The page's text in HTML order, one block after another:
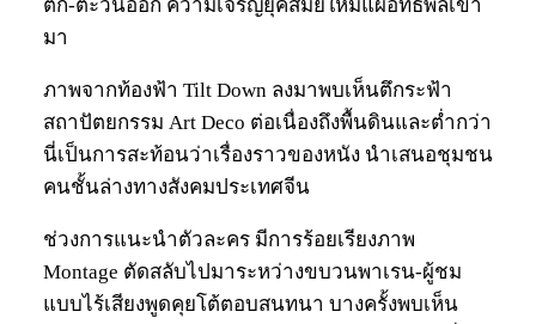
ตก-ตะวันออก ความเจริญยุคสมัยใหม่แผ่อิทธิพลเข้า
มา
ภาพจากท้องฟ้า Tilt Down ลงมาพบเห็นตึกระฟ้า
สถาปัตยกรรม Art Deco ต่อเนื่องถึงพื้นดินและต่ำกว่า
นี่เป็นการสะท้อนว่าเรื่องราวของหนัง นำเสนอชุมชน
คนชั้นล่างทางสังคมประเทศจีน
ช่วงการแนะนำตัวละคร มีการร้อยเรียงภาพ
Montage ตัดสลับไปมาระหว่างขบวนพาเรน-ผู้ชม
แบบไร้เสียงพูดคุยโต้ตอบสนทนา บางครั้งพบเห็น